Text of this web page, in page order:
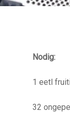
Nodig:
1 eetl
32